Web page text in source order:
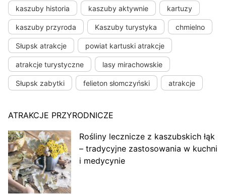
kaszuby historia kaszuby aktywnie kartuzy
kaszuby przyroda Kaszuby turystyka chmielno
Słupsk atrakcje powiat kartuski atrakcje
atrakcje turystyczne lasy mirachowskie
Słupsk zabytki felieton słomczyński atrakcje
ATRAKCJE PRZYRODNICZE
Rośliny lecznicze z kaszubskich łąk
– tradycyjne zastosowania w kuchni
i medycynie